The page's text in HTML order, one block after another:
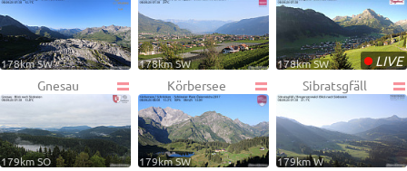
178km SW 178km SW •LIVE
178km SW
Gnesau
179km SO
Körbersee
179km SW
Sibratsgfäll
179km W